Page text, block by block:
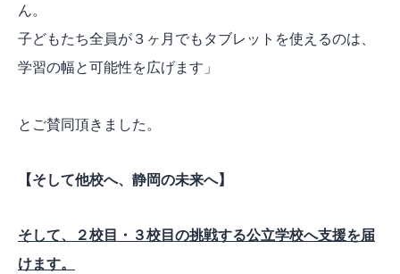
ん。
子どもたち全員が３ヶ月でもタブレットを使えるのは、
学習の幅と可能性を広げます」
とご賛同頂きました。
【そして他校へ、静岡の未来へ】
そして、２校目・３校目の挑戦する公立学校へ支援を届
けます。